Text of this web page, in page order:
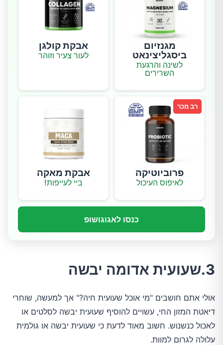
מגנזיום
ביסגליצינאט
לשינה והרגעת
השרירים
אבקת קולגן
לעור צעיר וזוהר
רב מכר
פרוביוטיקה
לאיפוס העיכול
אבקת מאקה
ביי לעייפות!
כנסו לאגוגושופ
3.שעועית אדומה יבשה
אולי אתם חושבים "מי אוכל שעועית חיה?" אך למעשה, שוחרי
דיאטת המזון החי, עשויים להוסיף שעועית יבשה לסלטים או
לאכול כנשנוש. חשוב מאוד לדעת כי שעועית יבשה או גולמית
עלולה לגרום למוות.